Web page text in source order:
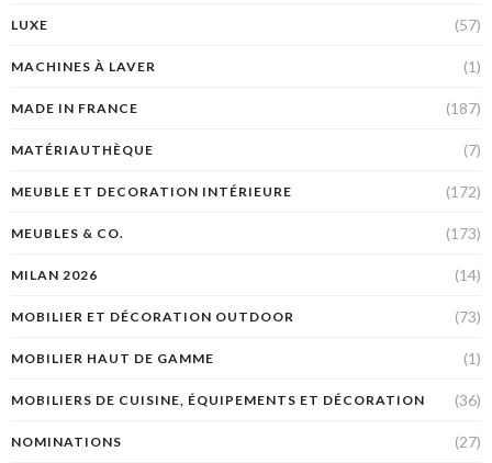
LUXE (57)
MACHINES À LAVER (1)
MADE IN FRANCE (187)
MATÉRIAUTHÈQUE (7)
MEUBLE ET DECORATION INTÉRIEURE (172)
MEUBLES & CO. (173)
MILAN 2026 (14)
MOBILIER ET DÉCORATION OUTDOOR (73)
MOBILIER HAUT DE GAMME (1)
MOBILIERS DE CUISINE, ÉQUIPEMENTS ET DÉCORATION (36)
NOMINATIONS (27)